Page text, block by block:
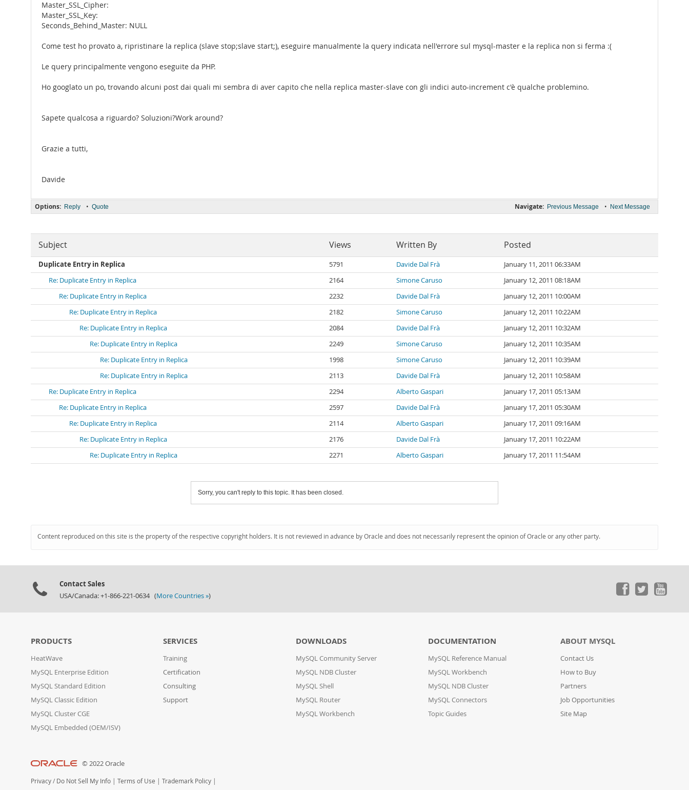
Master_SSL_Cipher:
Master_SSL_Key:
Seconds_Behind_Master: NULL
Come test ho provato a, ripristinare la replica (slave stop;slave start;), eseguire manualmente la query indicata nell'errore sul mysql-master e la replica non si ferma :(
Le query principalmente vengono eseguite da PHP.
Ho googlato un po, trovando alcuni post dai quali mi sembra di aver capito che nella replica master-slave con gli indici auto-increment c'è qualche problemino.
Sapete qualcosa a riguardo? Soluzioni?Work around?
Grazie a tutti,
Davide
Navigate: Previous Message • Next Message
Options: Reply • Quote
Subject Views Written By Posted
Duplicate Entry in Replica 5791 Davide Dal Frà
January 11, 2011 06:33AM
Re: Duplicate Entry in Replica
2164 Simone Caruso
January 12, 2011 08:18AM
Re: Duplicate Entry in Replica
2232 Davide Dal Frà
January 12, 2011 10:00AM
Re: Duplicate Entry in Replica
2182 Simone Caruso
January 12, 2011 10:22AM
Re: Duplicate Entry in Replica
2084 Davide Dal Frà
January 12, 2011 10:32AM
Re: Duplicate Entry in Replica
2249 Simone Caruso
January 12, 2011 10:35AM
Re: Duplicate Entry in Replica
1998 Simone Caruso
January 12, 2011 10:39AM
Re: Duplicate Entry in Replica
2113 Davide Dal Frà
January 12, 2011 10:58AM
Re: Duplicate Entry in Replica
2294 Alberto Gaspari
January 17, 2011 05:13AM
Re: Duplicate Entry in Replica
2597 Davide Dal Frà
January 17, 2011 05:30AM
Re: Duplicate Entry in Replica
2114 Alberto Gaspari
January 17, 2011 09:16AM
Re: Duplicate Entry in Replica
2176 Davide Dal Frà
January 17, 2011 10:22AM
Re: Duplicate Entry in Replica
2271 Alberto Gaspari January 17, 2011 11:54AM
Sorry, you can't reply to this topic. It has been closed.
Content reproduced on this site is the property of the respective copyright holders. It is not reviewed in advance by Oracle and does not necessarily represent the opinion of Oracle or any other party.
Contact Sales
USA/Canada: +1-866-221-0634 (More Countries »)
PRODUCTS
HeatWave
MySQL Enterprise Edition
MySQL Standard Edition
MySQL Classic Edition
MySQL Cluster CGE
MySQL Embedded (OEM/ISV)
SERVICES
Training
Certification
Consulting
Support
DOWNLOADS
MySQL Community Server
MySQL NDB Cluster
MySQL Shell
MySQL Router
MySQL Workbench
DOCUMENTATION
MySQL Reference Manual
MySQL Workbench
MySQL NDB Cluster
MySQL Connectors
Topic Guides
ABOUT MYSQL
Contact Us
How to Buy
Partners
Job Opportunities
Site Map
© 2022 Oracle
Privacy / Do Not Sell My Info | Terms of Use | Trademark Policy |